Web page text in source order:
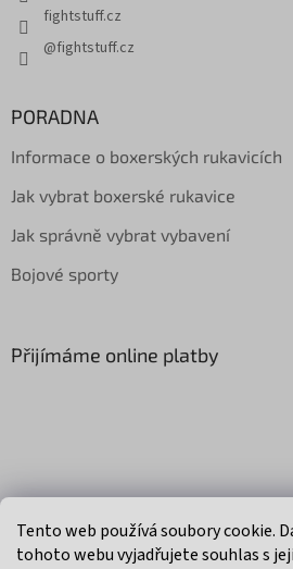
Tento web používá soubory cookie.
tohoto webu vyjadřujete souhlas s
fightstuff.cz
@fightstuff.cz
PORADNA
Informace o boxerských rukavicích
Jak vybrat boxerské rukavice
Jak správně vybrat vybavení
Bojové sporty
Přijímáme online platby